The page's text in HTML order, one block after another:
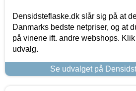
Densidsteflaske.dk slår sig på at
Danmarks bedste netpriser, og at
på vinene ift. andre webshops.
udvalg.
Se udvalget på